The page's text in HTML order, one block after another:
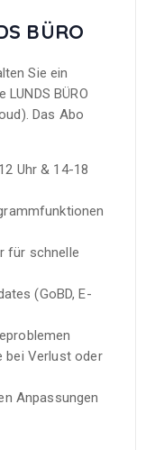
BÜRO
Sie ein
BÜRO
Das Abo
Uhr & 14-18
für schnelle
(GoBD, E-
bei Verlust oder
Anpassungen